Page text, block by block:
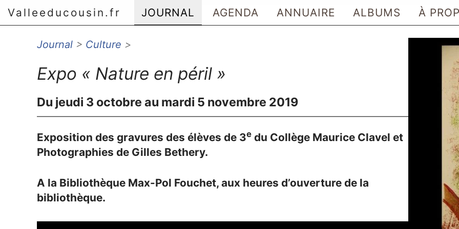
Valleeducousin.fr JOURNAL AGENDA ANNUAIRE ALBUMS À
Aller au menu principal
Aller au menu secondaire
Journal > Culture >
Expo « Nature en péril »
Du jeudi 3 octobre au mardi 5 novembre 2019
Exposition des gravures des élèves de 3e du Collège Maurice Clavel et
Photographies de Gilles Bethery.
A la Bibliothèque Max-Pol Fouchet, aux heures d’ouverture de la
bibliothèque.